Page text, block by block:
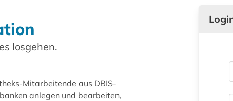
losgehen.
Mitarbeitende aus DBIS-
anlegen und bearbeiten,